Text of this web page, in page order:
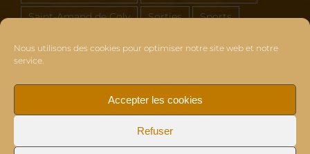
Nous utilisons des cookies pour optimiser notre site web et notre
service.
Accepter les cookies
Refuser
Saint-Amand de Coly Sorties Sports
© 2018 | PHOTOGRAPHIE - DESIGN & CREATION : ©